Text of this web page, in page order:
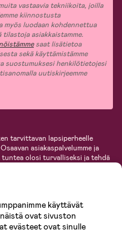
vastaavia tekniikoita, joilla
kiinnostusta
myös luodaan kohdennettua
asiakkaistamme.
saat lisätietoa
sekä käyttämistämme
suostumuksesi henkilötietojesi
uutiskirjeemme
tarvittavan lapsiperheelle
asiakaspalvelumme ja
olosi turvalliseksi ja tehdä
lukuisia tunnettuja
LEGO ja monia muita!
lastentarvikkeiden
käyttävät
ovat sivuston
evästeet ovat sinulle